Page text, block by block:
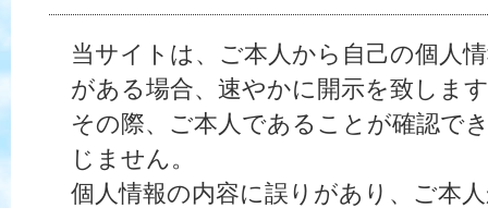
当サイトは、ご本人から自己の個人
がある場合、速やかに開示を致しま
その際、ご本人であることが確認で
じません。
個人情報の内容に誤りがあり、ご本